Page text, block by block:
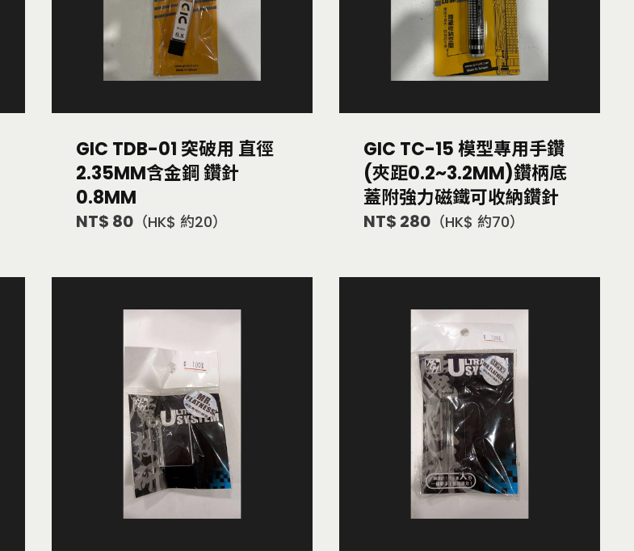
GIC TDB-01 突破用 直徑
2.35MM含金鋼 鑽針
0.8MM
NT$ 80 （HK$ 約20）
GIC TC-15 模型專用手鑽
(夾距0.2~3.2MM)鑽柄底
蓋附強力磁鐵可收納鑽針
NT$ 280 （HK$ 約70）